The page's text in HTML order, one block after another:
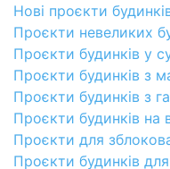
Нові проєкти
Проєкти невеликих
Проєкти будинків у
Проєкти будинків з
Проєкти будинків з
Проєкти будинків на
Проєкти для
Проєкти будинків